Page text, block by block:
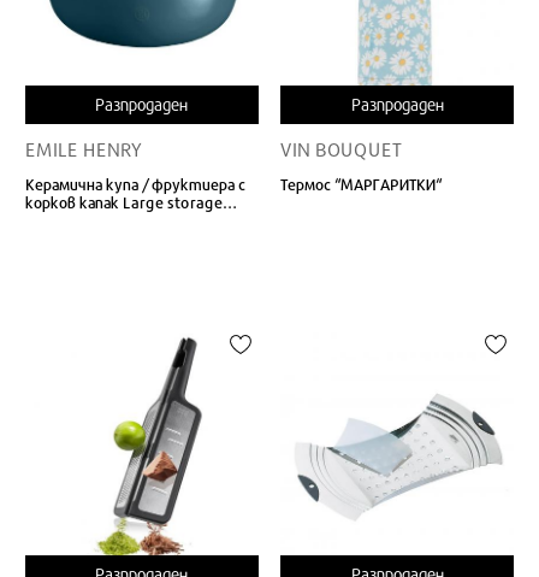
Разпродаден
EMILE HENRY
Керамична купа / фруктиера с
корков капак Large storage
Разпродаден
VIN BOUQUET
Термос “МАРГАРИТКИ“